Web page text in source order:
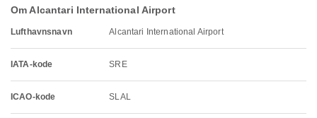
Om Alcantari International Airport
Lufthavnsnavn Alcantari International Airport
IATA-kode SRE
ICAO-kode SLAL